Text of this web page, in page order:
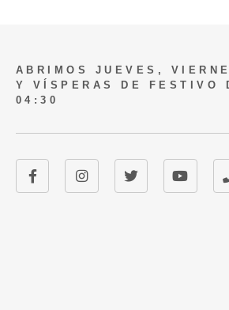
ABRIMOS JUEVES,
Y VÍSPERAS DE FESTIVO
04:30